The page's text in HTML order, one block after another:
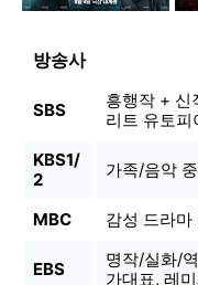
방송사
SBS
흥행작 + 신
리트 유토
KBS1/
2
가족/음악
MBC 감성 드라마
EBS
명작/실화/
가대표, 레